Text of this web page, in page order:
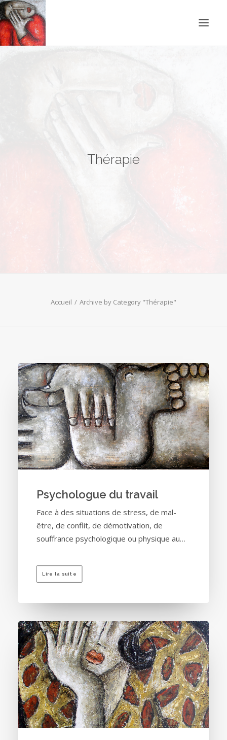
Thérapie
Accueil Archive by Category "Thérapie"
Psychologue du travail
Face à des situations de stress, de mal-
être, de conflit, de démotivation, de
souffrance psychologique ou physique au…
Lire la suite